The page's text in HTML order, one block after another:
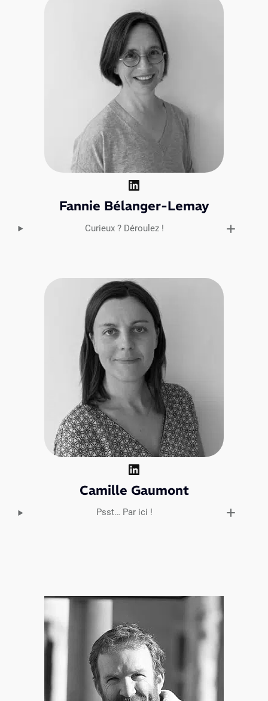
LinkedIn
Fannie Bélanger-Lemay
Curieux ? Déroulez !
LinkedIn
Camille Gaumont
Psst… Par ici !